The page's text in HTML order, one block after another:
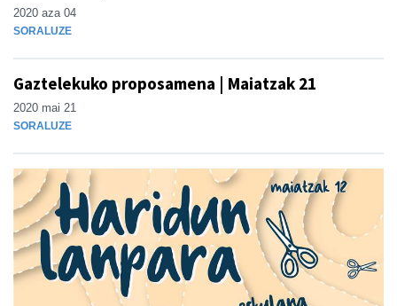
2020 aza 04
SORALUZE
Gaztelekuko proposamena | Maiatzak 21
2020 mai 21
SORALUZE